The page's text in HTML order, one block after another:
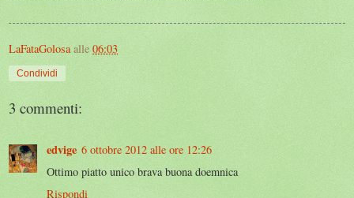
LaFataGolosa alle 06:03
Condividi
3 commenti:
edvige 6 ottobre 2012 alle ore 12:26
Ottimo piatto unico brava buona doemnica
Rispondi